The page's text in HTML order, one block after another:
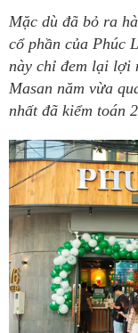
Mặc dù đã bỏ ra
cổ phần của Phúc
này chỉ đem lại lợi
Masan năm vừa
nhất đã kiểm toán